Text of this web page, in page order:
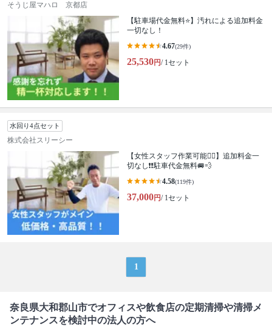
そうじ屋マハロ 京都店
【駐車場代金無料⭐️】汚れによる追加料金
一切なし！
4.67(29件)
25,530円/ 1セット
水回り4点セット
株式会社スリーシー
【女性スタッフ作業可能🙆‍♀️】追加料金一
切なし❗️❗️駐車代金無料🚐💨
4.58(119件)
37,000円/ 1セット
1
奈良県大和郡山市でオフィスや飲食店の定期清掃や清掃メ
ンテナンスを検討中の法人の方へ